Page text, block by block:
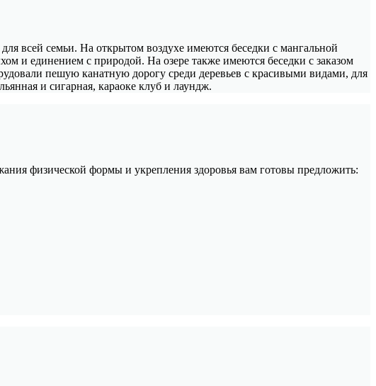
всей семьи. На открытом воздухе имеются беседки с мангальной
и единением с природой. На озере также имеются беседки с заказом
пешую канатную дорогу среди деревьев с красивыми видами, для
и сигарная, караоке клуб и лаундж.
физической формы и укрепления здоровья вам готовы предложить: